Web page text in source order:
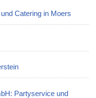
Catering in Moers
Partyservice und